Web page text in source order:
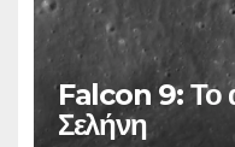
Falcon 9: Το
Σελήνη